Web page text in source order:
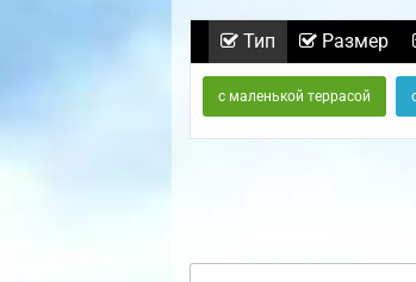
Тип Размер
с маленькой террасой